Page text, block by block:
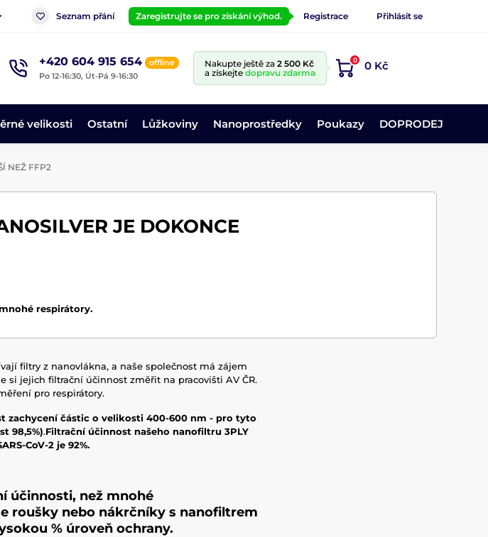
Seznam přání Zaregistrujte se pro získání výhod. Registrace Přihlásit se
+420 604 915 654
offline
Po 12-16:30, Út-Pá 9-16:30
Nakupte ještě za 2 500 Kč
a získejte dopravu zdarma
0 0 Kč
velikosti Ostatní Lůžkoviny Nanoprostředky Poukazy DOPRODEJ
NEŽ FFP2
JE DOKONCE
respirátory.
filtry z nanovlákna, a naše společnost má zájem
jejich filtrační účinnost změřit na pracovišti AV ČR.
pro respirátory.
zachycení částic o velikosti 400-600 nm - pro tyto
98,5%).Filtrační účinnost našeho nanofiltru 3PLY
CoV-2 je 92%.
účinnosti, než mnohé
roušky nebo nákrčníky s nanofiltrem
% úroveň ochrany.